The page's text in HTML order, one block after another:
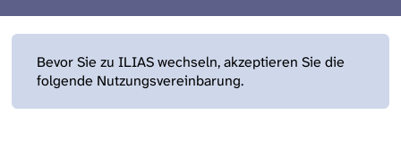
Bevor Sie zu ILIAS wechseln, akzeptieren Sie die
folgende Nutzungsvereinbarung.